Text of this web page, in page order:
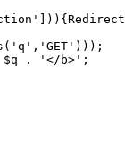
. '</b>';